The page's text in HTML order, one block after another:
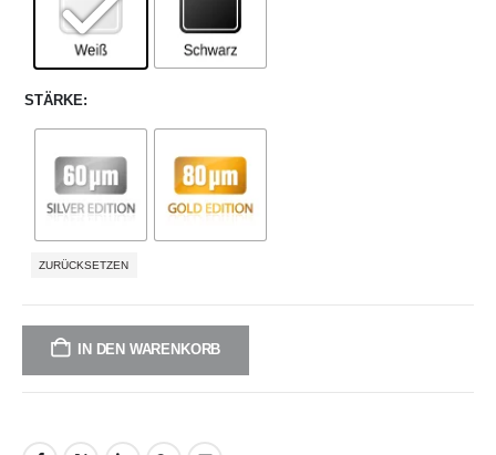
STÄRKE
ZURÜCKSETZEN
IN DEN WARENKORB